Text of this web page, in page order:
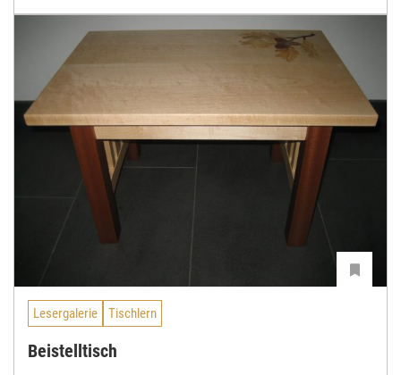
Lesergalerie Tischlern
Beistelltisch